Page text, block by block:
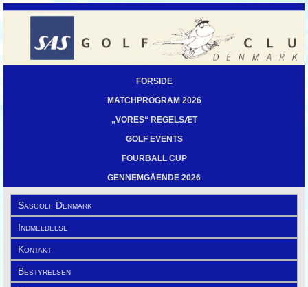
FORSIDE
MATCHPROGRAM 2026
„VORES“ REGELSÆT
GOLF EVENTS
FOURBALL CUP
GENNEMGÅENDE 2026
Sasgolf Denmark
Indmeldelse
Kontakt
Bestyrelsen